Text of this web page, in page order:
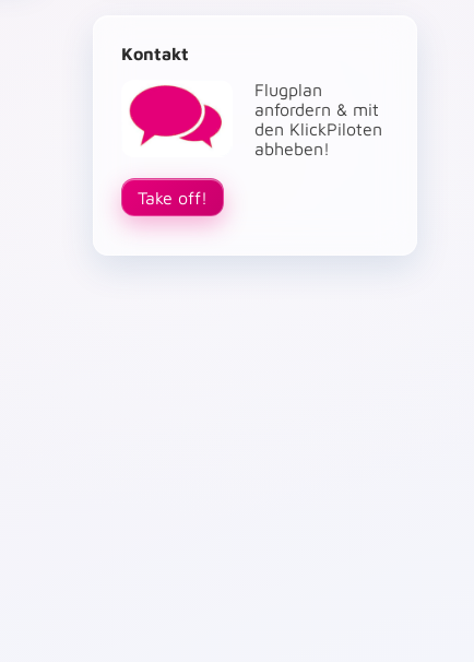
Kontakt
Flugplan
anfordern & mit
den KlickPiloten
abheben!
Take off!